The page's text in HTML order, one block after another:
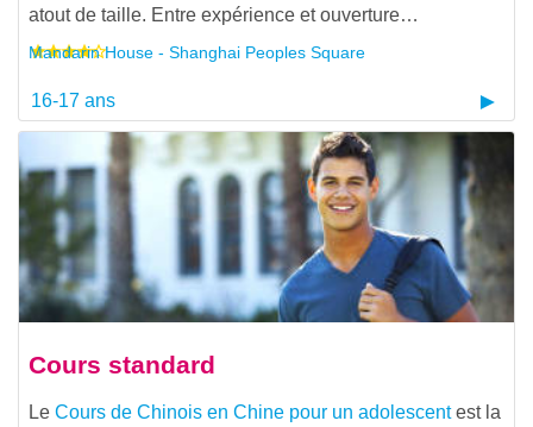
atout de taille. Entre expérience et ouverture…
Mandarin House - Shanghai Peoples Square
16-17 ans
Cours standard
Le Cours de Chinois en Chine pour un adolescentest la